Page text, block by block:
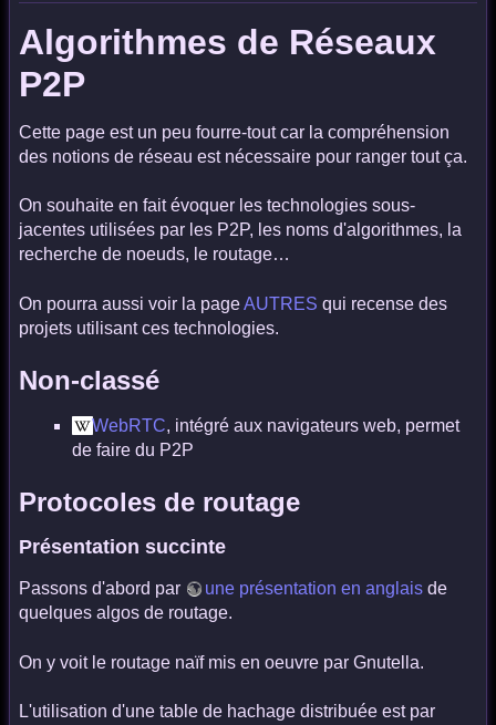
Algorithmes de Réseaux
P2P
Cette page est un peu fourre-tout car la compréhension
des notions de réseau est nécessaire pour ranger tout ça.
On souhaite en fait évoquer les technologies sous-
jacentes utilisées par les P2P, les noms d'algorithmes, la
recherche de noeuds, le routage…
On pourra aussi voir la pageAUTRES qui recense des
projets utilisant ces technologies.
Non-classé
WebRTC, intégré aux navigateurs web, permet
de faire du P2P
Protocoles de routage
Présentation succinte
Passons d'abord par une présentation en anglais de
quelques algos de routage.
On y voit le routage naïf mis en oeuvre par Gnutella.
L'utilisation d'une table de hachage distribuée est par